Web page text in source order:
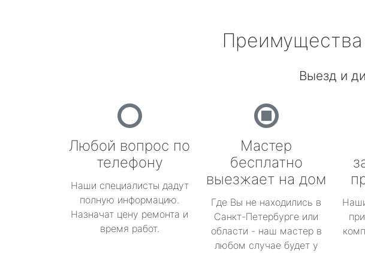
Выезд и
Любой вопрос по
телефону
Наши специалисты дадут
полную информацию.
Назначат цену ремонта и
время работ.
Мастер
бесплатно
выезжает на дом
Где Вы не находились в
Санкт-Петербурге или
области - наш мастер в
любом случае будет у